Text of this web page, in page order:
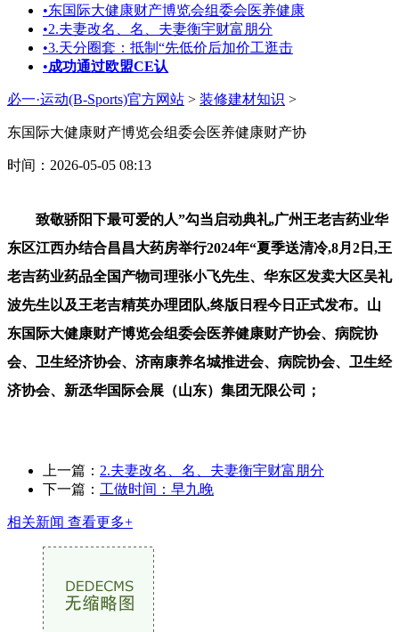
•东国际大健康财产博览会组委会医养健康
•2.夫妻改名、名、夫妻衡宇财富朋分
•3.天分圈套：抵制“先低价后加价工逛击
•成功通过欧盟CE认
必一·运动(B-Sports)官方网站 > 装修建材知识 >
东国际大健康财产博览会组委会医养健康财产协
时间：2026-05-05 08:13
致敬骄阳下最可爱的人”勾当启动典礼,广州王老吉药业华
东区江西办结合昌昌大药房举行2024年“夏季送清冷,8月2日,王
老吉药业药品全国产物司理张小飞先生、华东区发卖大区吴礼
波先生以及王老吉精英办理团队,终版日程今日正式发布。山
东国际大健康财产博览会组委会医养健康财产协会、病院协
会、卫生经济协会、济南康养名城推进会、病院协会、卫生经
济协会、新丞华国际会展（山东）集团无限公司；
上一篇： 2.夫妻改名、名、夫妻衡宇财富朋分
下一篇： 工做时间：早九晚
相关新闻 查看更多+